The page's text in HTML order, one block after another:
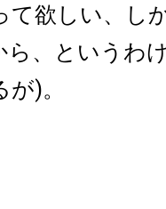
て欲しい、し
ら、というわ
)。